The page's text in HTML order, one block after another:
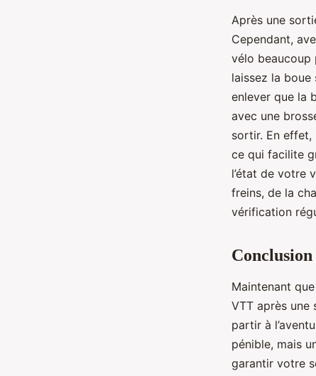
Après une
Cependant,
vélo beaucoup
laissez la
enlever que la
avec une
sortir. En effet,
ce qui facilite
l’état de votre
freins, de la
vérification
Conclusion
Maintenant
VTT après une
partir à
pénible, mais
garantir votre